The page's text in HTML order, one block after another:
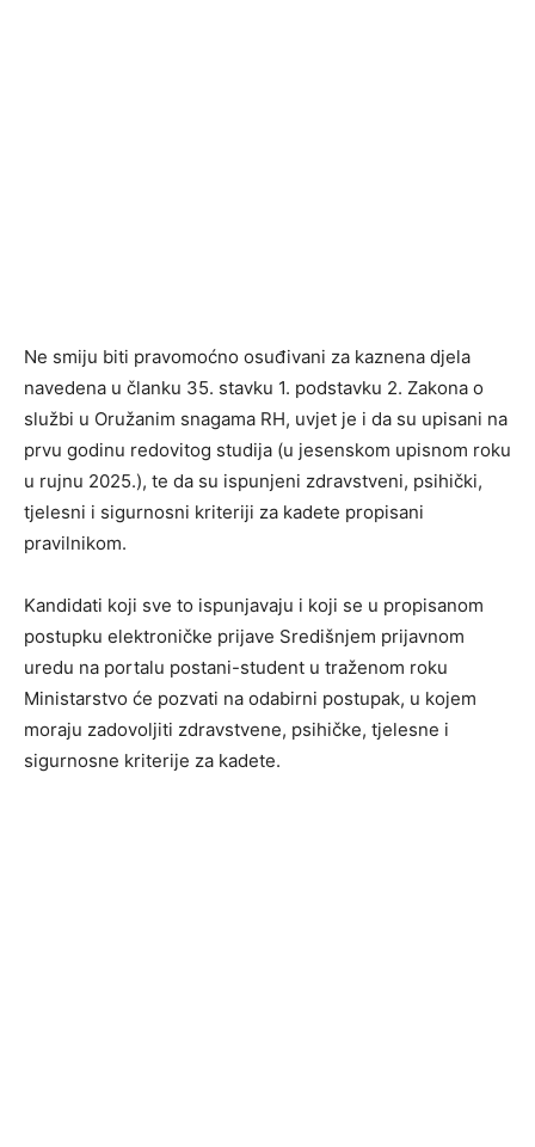
Ne smiju biti pravomoćno osuđivani za kaznena djela
navedena u članku 35. stavku 1. podstavku 2. Zakona o
službi u Oružanim snagama RH, uvjet je i da su upisani na
prvu godinu redovitog studija (u jesenskom upisnom roku
u rujnu 2025.), te da su ispunjeni zdravstveni, psihički,
tjelesni i sigurnosni kriteriji za kadete propisani
pravilnikom.
Kandidati koji sve to ispunjavaju i koji se u propisanom
postupku elektroničke prijave Središnjem prijavnom
uredu na portalu postani-student u traženom roku
Ministarstvo će pozvati na odabirni postupak, u kojem
moraju zadovoljiti zdravstvene, psihičke, tjelesne i
sigurnosne kriterije za kadete.